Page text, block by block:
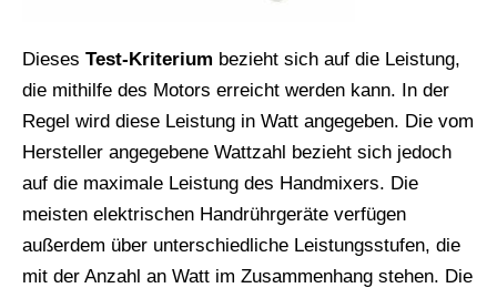
Dieses Test-Kriterium bezieht sich auf die Leistung,
die mithilfe des Motors erreicht werden kann. In der
Regel wird diese Leistung in Watt angegeben. Die vom
Hersteller angegebene Wattzahl bezieht sich jedoch
auf die maximale Leistung des Handmixers. Die
meisten elektrischen Handrührgeräte verfügen
außerdem über unterschiedliche Leistungsstufen, die
mit der Anzahl an Watt im Zusammenhang stehen. Die